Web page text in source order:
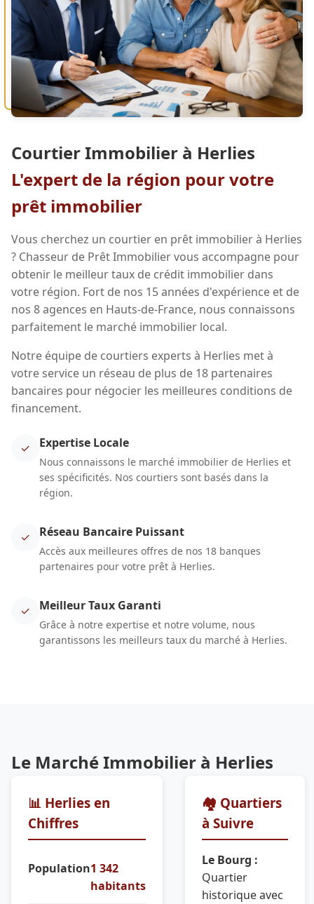
Courtier Immobilier à Herlies
L'expert de la région pour votre
prêt immobilier
Vous cherchez un courtier en prêt immobilier à Herlies
? Chasseur de Prêt Immobilier vous accompagne pour
obtenir le meilleur taux de crédit immobilier dans
votre région. Fort de nos 15 années d'expérience et de
nos 8 agences en Hauts-de-France, nous connaissons
parfaitement le marché immobilier local.
Notre équipe de courtiers experts à Herlies met à
votre service un réseau de plus de 18 partenaires
bancaires pour négocier les meilleures conditions de
financement.
✓ Expertise Locale
Nous connaissons le marché immobilier de Herlies et
ses spécificités. Nos courtiers sont basés dans la
région.
✓ Réseau Bancaire Puissant
Accès aux meilleures offres de nos 18 banques
partenaires pour votre prêt à Herlies.
✓ Meilleur Taux Garanti
Grâce à notre expertise et notre volume, nous
garantissons les meilleurs taux du marché à Herlies.
Le Marché Immobilier à Herlies
📊 Herlies en
Chiffres
Population1 342
habitants
🏘️ Quartiers
à Suivre
Le Bourg :
Quartier
historique avec